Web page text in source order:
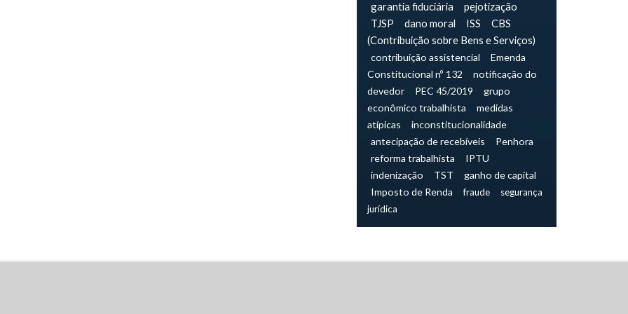
garantia fiduciária
pejotização
TJSP
dano moral ISS
CBS
(Contribuição sobre Bens e Serviços)
contribuição assistencial
Emenda
Constitucional nº 132
notificação do
devedor
PEC 45/2019
grupo
econômico trabalhista
medidas
atípicas
inconstitucionalidade
antecipação de recebíveis
Penhora
reforma trabalhista
IPTU
indenização
TST
ganho de capital
Imposto de Renda
fraude
segurança
jurídica